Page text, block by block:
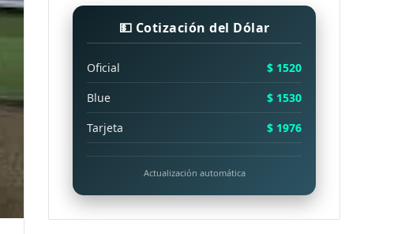
💵 Cotización del Dólar
Oficial
$ 1520
Blue
$ 1530
Tarjeta
$ 1976
Actualización automática